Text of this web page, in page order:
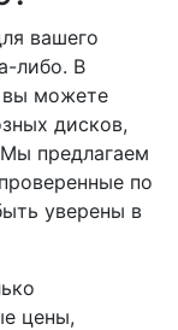
вашего
либо. В
вы можете
дисков,
предлагаем
по
уверены в
цены,